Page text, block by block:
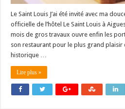
Le Saint Louis J’ai été invité avec ma
officielle de l’hôtel Le Saint Louis à
mois de gros travaux ouvre enfin les
son restaurant pour le plus grand plaisir
historique …
Lire plus »